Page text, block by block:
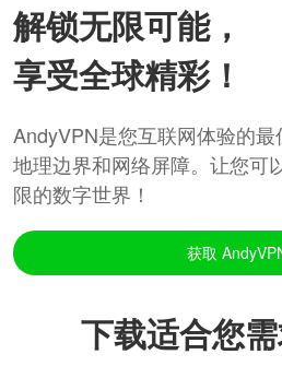
解锁无限可能，
享受全球精彩！
AndyVPN是您互联网体验的
地理边界和网络屏障。让您可
限的数字世界！
获取
下载适合您